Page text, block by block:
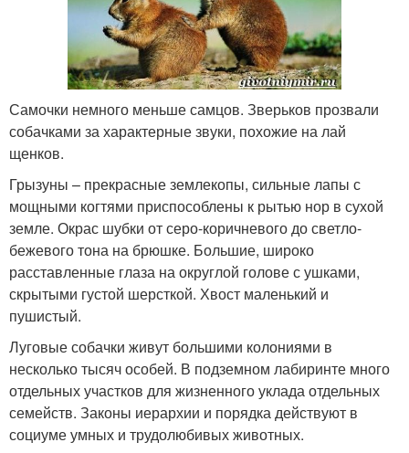
Самочки немного меньше самцов. Зверьков прозвали
собачками за характерные звуки, похожие на лай
щенков.
Грызуны – прекрасные землекопы, сильные лапы с
мощными когтями приспособлены к рытью нор в сухой
земле. Окрас шубки от серо-коричневого до светло-
бежевого тона на брюшке. Большие, широко
расставленные глаза на округлой голове с ушками,
скрытыми густой шерсткой. Хвост маленький и
пушистый.
Луговые собачки живут большими колониями в
несколько тысяч особей. В подземном лабиринте много
отдельных участков для жизненного уклада отдельных
семейств. Законы иерархии и порядка действуют в
социуме умных и трудолюбивых животных.